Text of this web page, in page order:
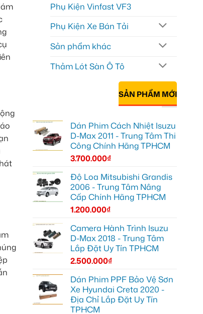
Phụ Kiện Vinfast VF3
Phụ Kiện Xe Bán Tải
Sản phẩm khác
Thảm Lót Sàn Ô Tô
SẢN PHẨM MỚI
Dán Phim Cách Nhiệt Isuzu
D-Max 2011 - Trung Tâm Thi
Công Chính Hãng TPHCM
3.700.000₫
Độ Loa Mitsubishi Grandis
2006 - Trung Tâm Nâng
Cấp Chính Hãng TPHCM
1.200.000₫
Camera Hành Trình Isuzu
D-Max 2018 - Trung Tâm
Lắp Đặt Uy Tín TPHCM
2.500.000₫
Dán Phim PPF Bảo Vệ Sơn
Xe Hyundai Creta 2020 -
Địa Chỉ Lắp Đặt Uy Tín
TPHCM